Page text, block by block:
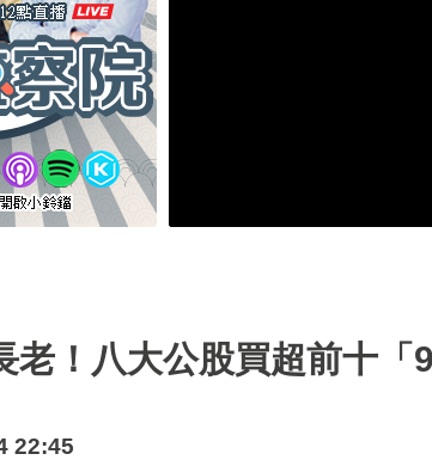
老！八大公股買超前十
22:45